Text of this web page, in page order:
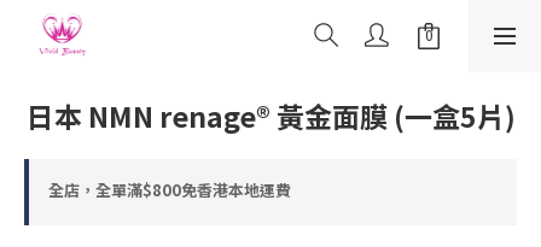
日本 NMN renage® 黃金面膜 (一盒5片)
全店，全單滿$800免香港本地運費